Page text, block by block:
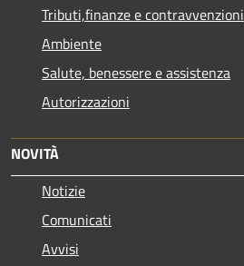
Tributi,finanze e contravvenzioni
Ambiente
Salute, benessere e assistenza
Autorizzazioni
NOVITÀ
Notizie
Comunicati
Avvisi